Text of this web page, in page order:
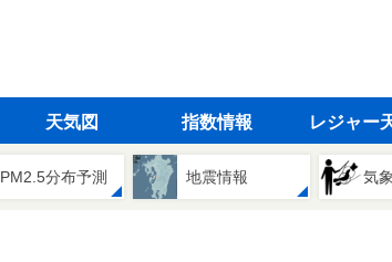
天気図 指数情報 レジャー
PM2.5分布予測 地震情報 気